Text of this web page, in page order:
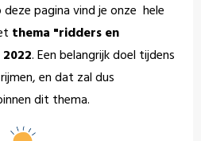
pagina vind je onze hele
thema "ridders en
. Een belangrijk doel tijdens
en dat zal dus
dit thema.